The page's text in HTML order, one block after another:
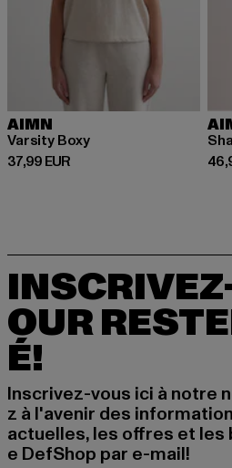
AIMN
Varsity Boxy
37,99 EUR
Prix courant: 37,99 EUR
OUR
É!
Inscrivez-vous ici à notre
z à l'avenir des
actuelles, les offres et les
e DefShop par e-mail!